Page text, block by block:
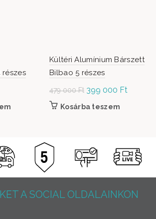
Kültéri Alumínium Bárszett
Bilbao 5 részes
479 000Ft Original
price was:
399 000 Ft
Kosárba teszem
A SOCIAL OLDALAINKON